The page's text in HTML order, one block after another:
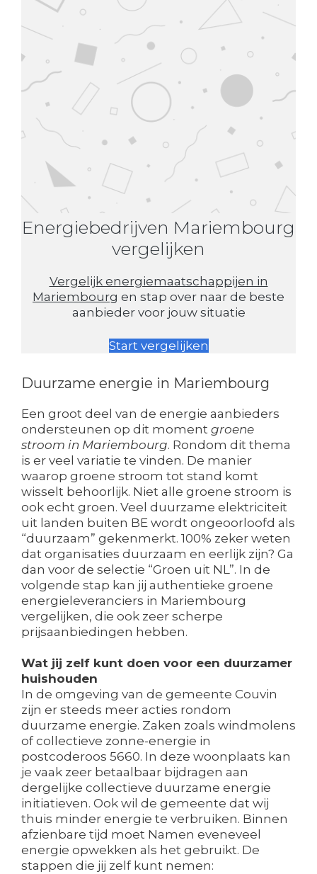
Energiebedrijven Mariembourg
vergelijken
Vergelijk energiemaatschappijen in
Mariembourg en stap over naar de beste
aanbieder voor jouw situatie
Start vergelijken
Duurzame energie in Mariembourg
Een groot deel van de energie aanbieders
ondersteunen op dit moment groene
stroom in Mariembourg. Rondom dit thema
is er veel variatie te vinden. De manier
waarop groene stroom tot stand komt
wisselt behoorlijk. Niet alle groene stroom is
ook echt groen. Veel duurzame elektriciteit
uit landen buiten BE wordt ongeoorloofd als
“duurzaam” gekenmerkt. 100% zeker weten
dat organisaties duurzaam en eerlijk zijn? Ga
dan voor de selectie “Groen uit NL”. In de
volgende stap kan jij authentieke groene
energieleveranciers in Mariembourg
vergelijken, die ook zeer scherpe
prijsaanbiedingen hebben.
Wat jij zelf kunt doen voor een duurzamer
huishouden
In de omgeving van de gemeente Couvin
zijn er steeds meer acties rondom
duurzame energie. Zaken zoals windmolens
of collectieve zonne-energie in
postcoderoos 5660. In deze woonplaats kan
je vaak zeer betaalbaar bijdragen aan
dergelijke collectieve duurzame energie
initiatieven. Ook wil de gemeente dat wij
thuis minder energie te verbruiken. Binnen
afzienbare tijd moet Namen eveneveel
energie opwekken als het gebruikt. De
stappen die jij zelf kunt nemen: